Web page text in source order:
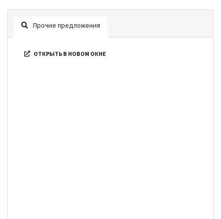
Прочие предложения
ОТКРЫТЬ В НОВОМ ОКНЕ